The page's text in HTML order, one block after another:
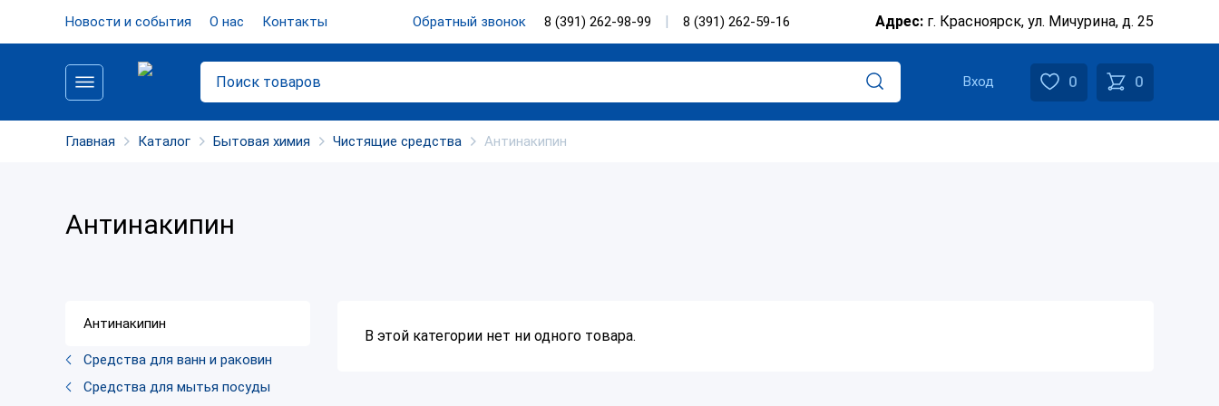
Новости и события О нас Контакты Обратный звонок 8 (391) 262-98-99 8 (391) 262-59-16 Адрес: г. Красноярск, ул. Мичурина, д. 25
Вход 0 0
Главная Каталог Бытовая химия Чистящие средства Антинакипин
Антинакипин
Антинакипин
Средства для ванн и раковин
Средства для мытья посуды
В этой категории нет ни одного товара.